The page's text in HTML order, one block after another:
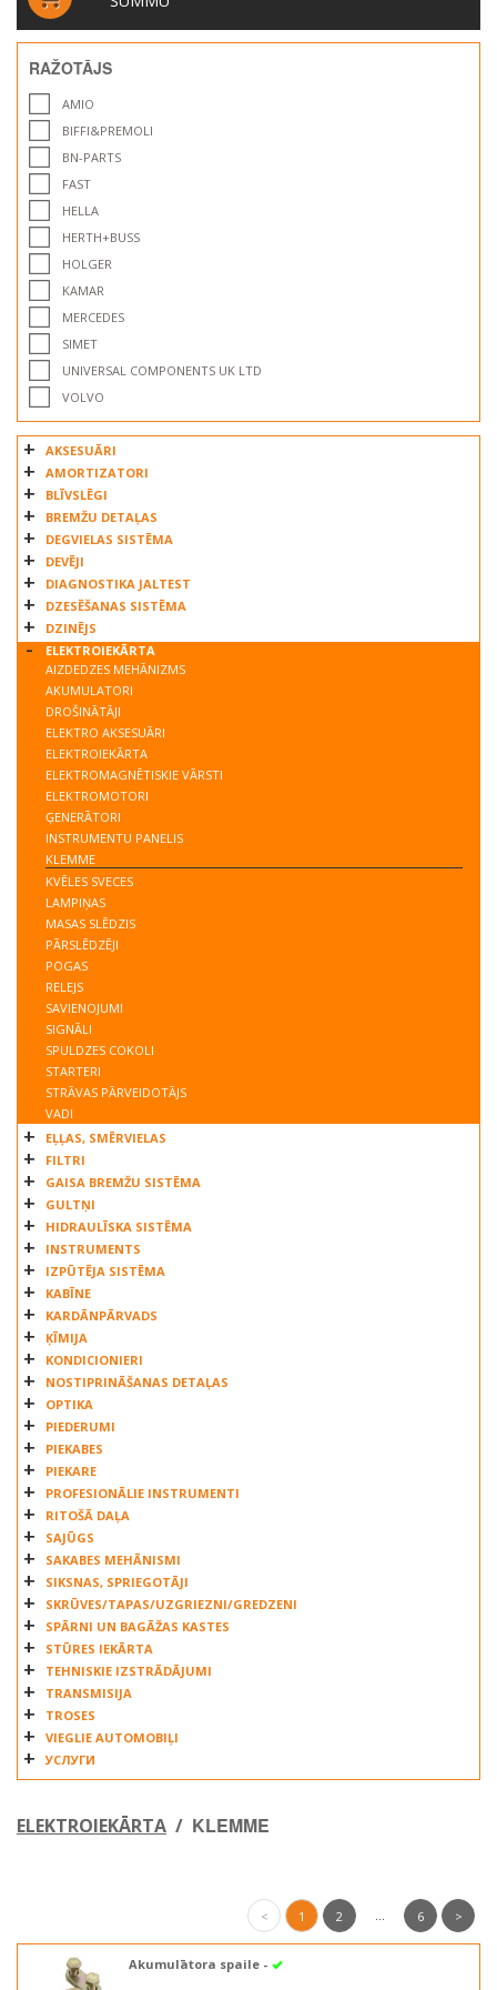
RAŽOTĀJS
AMIO
BIFFI&PREMOLI
BN-PARTS
FAST
HELLA
HERTH+BUSS
HOLGER
KAMAR
MERCEDES
SIMET
UNIVERSAL COMPONENTS UK LTD
VOLVO
WEIDMULLER
AKSESUĀRI
AMORTIZATORI
BLĪVSLĒGI
BREMŽU DETAĻAS
DEGVIELAS SISTĒMA
DEVĒJI
DIAGNOSTIKA JALTEST
DZESĒŠANAS SISTĒMA
DZINĒJS
ELEKTROIEKĀRTA
AIZDEDZES MEHĀNIZMS
AKUMULATORI
DROŠINĀTĀJI
ELEKTRO AKSESUĀRI
ELEKTROIEKĀRTA
ELEKTROMAGNĒTISKIE VĀRSTI
ELEKTROMOTORI
ĢENERĀTORI
INSTRUMENTU PANELIS
KLEMME
KVĒLES SVECES
LAMPIŅAS
MASAS SLĒDZIS
PĀRSLĒDZĒJI
POGAS
RELEJS
SAVIENOJUMI
SIGNĀLI
SPULDZES COKOLI
STARTERI
STRĀVAS PĀRVEIDOTĀJS
VADI
EĻĻAS, SMĒRVIELAS
FILTRI
GAISA BREMŽU SISTĒMA
GULTŅI
HIDRAULĪSKA SISTĒMA
INSTRUMENTS
IZPŪTĒJA SISTĒMA
KABĪNE
KARDĀNPĀRVADS
ĶĪMIJA
KONDICIONIERI
NOSTIPRINĀŠANAS DETAĻAS
OPTIKA
PIEDERUMI
PIEKABES
PIEKARE
PROFESIONĀLIE INSTRUMENTI
RITOŠĀ DAĻA
SAJŪGS
SAKABES MEHĀNISMI
SIKSNAS, SPRIEGOTĀJI
SKRŪVES/TAPAS/UZGRIEZNI/GREDZENI
SPĀRNI UN BAGĀŽAS KASTES
STŪRES IEKĀRTA
TEHNISKIE IZSTRĀDĀJUMI
TRANSMISIJA
TROSES
VIEGLIE AUTOMOBIĻI
УСЛУГИ
ELEKTROIEKĀRTA / KLEMME
< 1 2 ... 6 >
Akumulātora spaile -